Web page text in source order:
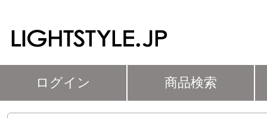
ログイン 商品検索